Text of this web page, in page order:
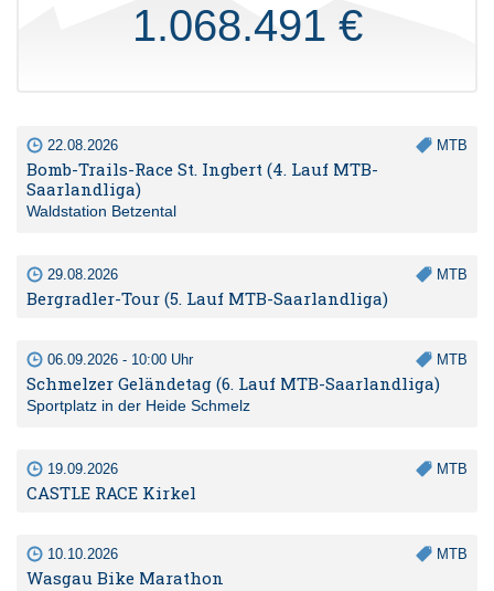
1.068.491 €
22.08.2026 MTB
Bomb-Trails-Race St. Ingbert (4. Lauf MTB-
Saarlandliga)
Waldstation Betzental
29.08.2026 MTB
Bergradler-Tour (5. Lauf MTB-Saarlandliga)
06.09.2026 - 10:00 Uhr MTB
Schmelzer Geländetag (6. Lauf MTB-Saarlandliga)
Sportplatz in der Heide Schmelz
19.09.2026 MTB
CASTLE RACE Kirkel
10.10.2026 MTB
Wasgau Bike Marathon